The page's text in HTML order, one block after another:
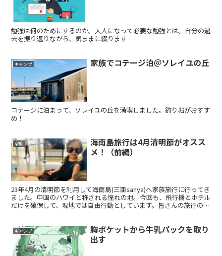
勉強は何のためにするのか。大人になって必要な勉強とは。自分の過
去を振り返りながら、気ままに綴ります
キャンプ 家族でコテージ泊＠ソレイユの丘
コテージに泊まって、ソレイユの丘を満喫しました。釣り堀がおすす
め！
家族
海南島旅行は4月清明節がオスス
メ！（前編）
23年4月の清明節を利用して海南島(三亜sanya)へ家族旅行に行ってき
ました。中国のハワイと称される憧れの地。今回も、飛行機とホテル
だけを確保して、現地では自由行動としています。皆さんの旅行の参
キャンプ
胸ポケットから牛乳パックを取り
出す